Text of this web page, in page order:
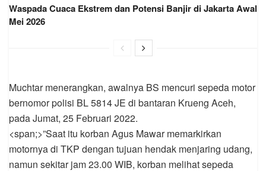
Waspada Cuaca Ekstrem dan Potensi Banjir di Jakarta Awal
Mei 2026
Muchtar menerangkan, awalnya BS mencuri sepeda motor
bernomor polisi BL 5814 JE di bantaran Krueng Aceh,
pada Jumat, 25 Februari 2022.
<span;>”Saat itu korban Agus Mawar memarkirkan
motornya di TKP dengan tujuan hendak menjaring udang,
namun sekitar jam 23.00 WIB, korban melihat sepeda